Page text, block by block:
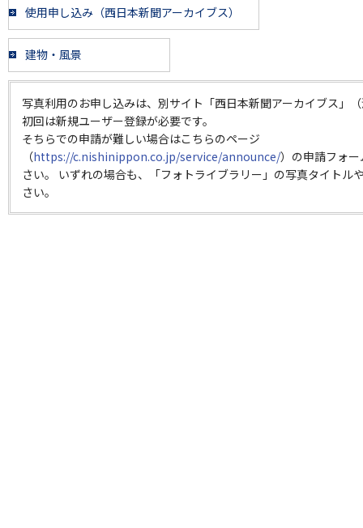
使用申し込み（西日本新聞アーカイブス）
建物・風景
写真利用のお申し込みは、別サイト「西日本新聞アーカイブス」
初回は新規ユーザー登録が必要です。
そちらでの申請が難しい場合はこちらのページ
（https://c.nishinippon.co.jp/service/announce/）の申請フォ
さい。 いずれの場合も、「フォトライブラリー」の写真タイトル
さい。